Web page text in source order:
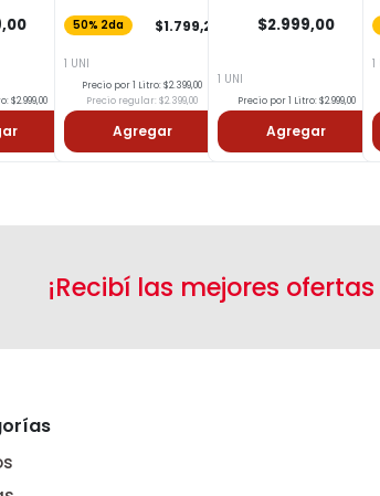
$2.999,00
50% 2da $1.799,25
1 UNI
Precio por 1 Litro: $2.399,00
Precio regular: $2.399,00
Agregar
$2.999,00
1 UNI
Precio por 1 Litro: $2.999,00
Agregar
1
¡Recibí las mejores